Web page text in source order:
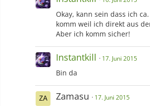
Okay, kann sein dass ich
komm weil ich direkt aus
Aber ich komm sicher!
Instantkill 17. Juni 2015
Bin da
Zamasu 17. Juni 2015